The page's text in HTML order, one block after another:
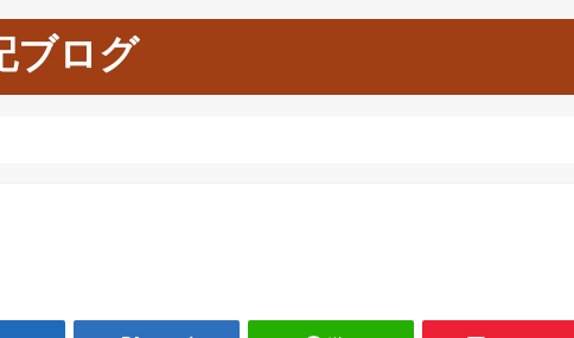
ブログ